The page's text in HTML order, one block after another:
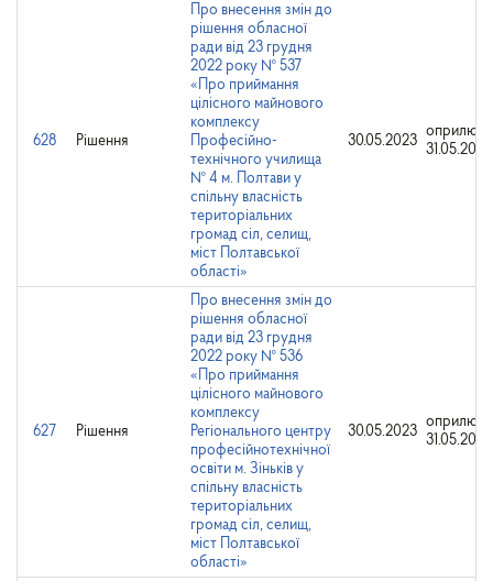
628 Рішення
Про внесення змін до
рішення обласної
ради від 23 грудня
2022 року № 537
«Про приймання
цілісного майнового
комплексу
Професійно-
технічного училища
№ 4 м. Полтави у
спільну власність
територіальних
громад сіл, селищ,
міст Полтавської
області»
30.05.2023
31.05.2023
627 Рішення
Про внесення змін до
рішення обласної
ради від 23 грудня
2022 року № 536
«Про приймання
цілісного майнового
комплексу
Регіонального центру
професійнотехнічної
освіти м. Зіньків у
спільну власність
територіальних
громад сіл, селищ,
міст Полтавської
області»
30.05.2023
31.05.2023